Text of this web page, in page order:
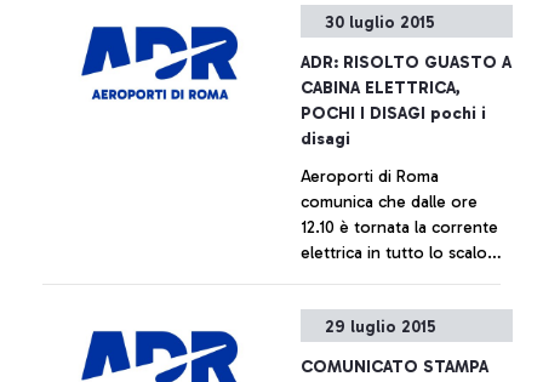
30 luglio 2015
ADR: RISOLTO GUASTO A
CABINA ELETTRICA,
POCHI I DISAGI pochi i
disagi
Aeroporti di Roma
comunica che dalle ore
12.10 è tornata la corrente
elettrica in tutto lo scalo
+ Approfondisci
29 luglio 2015
COMUNICATO STAMPA